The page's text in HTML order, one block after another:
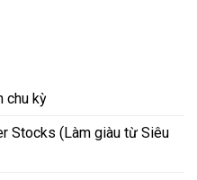
chu kỳ
Stocks (Làm giàu từ Siêu